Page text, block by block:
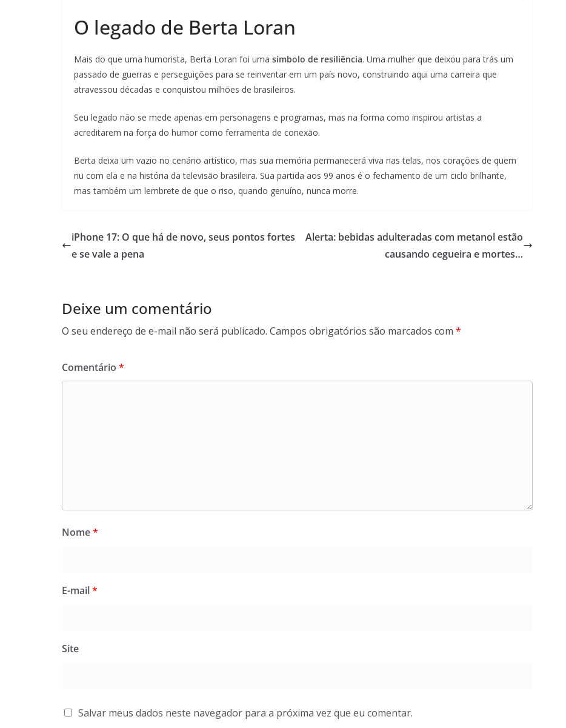
O legado de Berta Loran
Mais do que uma humorista, Berta Loran foi uma símbolo de resiliência. Uma mulher que deixou para trás um
passado de guerras e perseguições para se reinventar em um país novo, construindo aqui uma carreira que
atravessou décadas e conquistou milhões de brasileiros.
Seu legado não se mede apenas em personagens e programas, mas na forma como inspirou artistas a
acreditarem na força do humor como ferramenta de conexão.
Berta deixa um vazio no cenário artístico, mas sua memória permanecerá viva nas telas, nos corações de quem
riu com ela e na história da televisão brasileira. Sua partida aos 99 anos é o fechamento de um ciclo brilhante,
mas também um lembrete de que o riso, quando genuíno, nunca morre.
iPhone 17: O que há de novo, seus pontos fortes
e se vale a pena
Alerta: bebidas adulteradas com metanol estão
causando cegueira e mortes…
Deixe um comentário
O seu endereço de e-mail não será publicado. Campos obrigatórios são marcados com *
Comentário *
Nome*
E-mail*
Site
Salvar meus dados neste navegador para a próxima vez que eu comentar.